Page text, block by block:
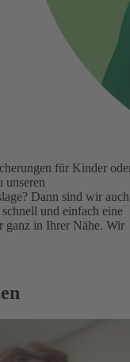
für Kinder
unseren
Dann sind wir auch
und einfach eine
in Ihrer Nähe. Wir